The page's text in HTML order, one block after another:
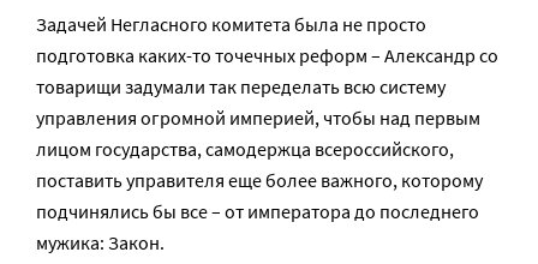
Задачей Негласного комитета была не просто
подготовка каких-то точечных реформ – Александр со
товарищи задумали так переделать всю систему
управления огромной империей, чтобы над первым
лицом государства, самодержца всероссийского,
поставить управителя еще более важного, которому
подчинялись бы все – от императора до последнего
мужика: Закон.